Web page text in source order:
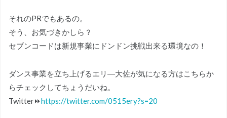
それのPRでもあるの。
そう、お気づきかしら？
セブンコードは新規事業にドンドン挑戦出来る環境なの！
ダンス事業を立ち上げるエリ―大佐が気になる方はこちらか
らチェックしてちょうだいね。
Twitter⏩https://twitter.com/0515ery?s=20